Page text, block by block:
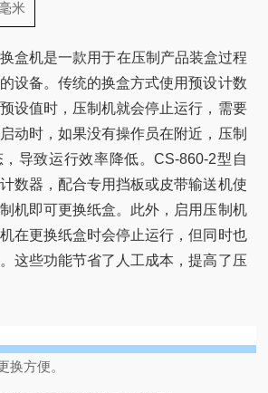
米
盒机是一款用于在压制产品装盒过程
设备。传统的换盒方式使用预设计数
设值时，压制机就会停止运行，需要
动时，如果没有操作员在附近，压制
导致运行效率降低。CS-860-2型自
数器，配合专用挡板或皮带输送机使
机即可更换纸盒。此外，启用压制机
在更换纸盒时会停止运行，但同时也
这些功能节省了人工成本，提高了压
换方便。